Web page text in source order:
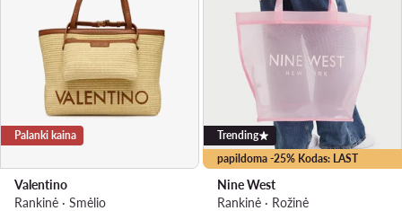
Palanki kaina
Valentino
Rankinė · Smėlio
papildoma -25% Kodas: LAST
Trending
Nine West
Rankinė · Rožinė